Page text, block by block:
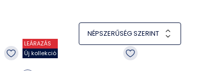
NÉPSZERŰSÉG SZERINT
LEÁRAZÁS
Új kollekció